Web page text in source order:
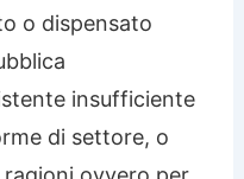
o dispensato
insufficiente
di settore, o